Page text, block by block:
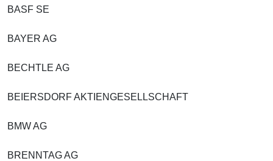
BASF SE
BAYER AG
BECHTLE AG
BEIERSDORF AKTIENGESELLSCHAFT
BMW AG
BRENNTAG AG